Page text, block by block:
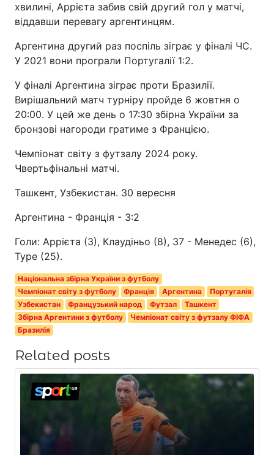
хвилині, Аррієта забив свій другий гол у матчі,
віддавши перевагу аргентинцям.
Аргентина другий раз поспіль зіграє у фіналі ЧС.
У 2021 вони програли Португалії 1:2.
У фіналі Аргентина зіграє проти Бразилії.
Вирішальний матч турніру пройде 6 жовтня о
20:00. У цей же день о 17:30 збірна України за
бронзові нагороди гратиме з Францією.
Чемпіонат світу з футзалу 2024 року.
Чвертьфінальні матчі.
Ташкент, Узбекистан. 30 вересня
Аргентина - Франція - 3:2
Голи: Аррієта (3), Клаудіньо (8), 37 - Менедес (6),
Туре (25).
Національна збірна України з футболу
Чемпіонат світу з футболу
Франція Аргентина
Португалія
Узбекистан
Французький народ Футзал
Ташкент
Збірна Аргентини з футболу
Чемпіонат світу з футзалу ФІФА
Бразилія
Related posts